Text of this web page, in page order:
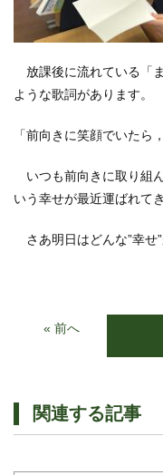
放課後に流れている「
ような歌詞があります。
「前向きに笑顔でいた
いつも前向きに取り組
いう幸せが最近運ばれて
さあ明日はどんな”幸せ
« 前へ
関連する記事